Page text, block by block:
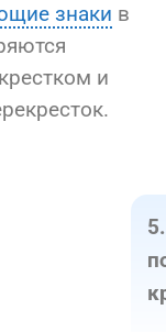
знаки в
и